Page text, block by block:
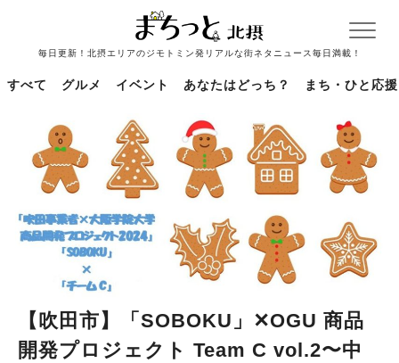
毎日更新！北摂エリアのジモトミン発リアルな街ネタニュース毎日満載！
すべて グルメ イベント あなたはどっち？ まち・ひと応援
【吹田市】「SOBOKU」✕OGU 商品
開発プロジェクト Team C vol.2〜中